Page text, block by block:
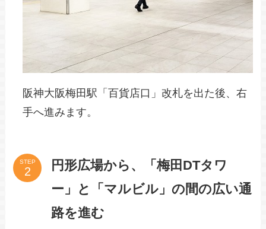
阪神大阪梅田駅「百貨店口」改札を出た後、右
手へ進みます。
STEP
円形広場から、「梅田DTタワ
ー」と「マルビル」の間の広い通
路を進む